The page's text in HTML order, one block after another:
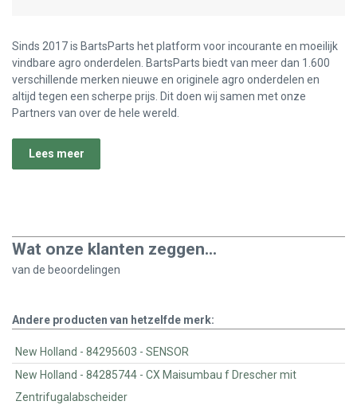
Sinds 2017 is BartsParts het platform voor incourante en moeilijk
vindbare agro onderdelen. BartsParts biedt van meer dan 1.600
verschillende merken nieuwe en originele agro onderdelen en
altijd tegen een scherpe prijs. Dit doen wij samen met onze
Partners van over de hele wereld.
Lees meer
Wat onze klanten zeggen...
van de beoordelingen
Andere producten van hetzelfde merk:
New Holland - 84295603 - SENSOR
New Holland - 84285744 - CX Maisumbau f Drescher mit
Zentrifugalabscheider